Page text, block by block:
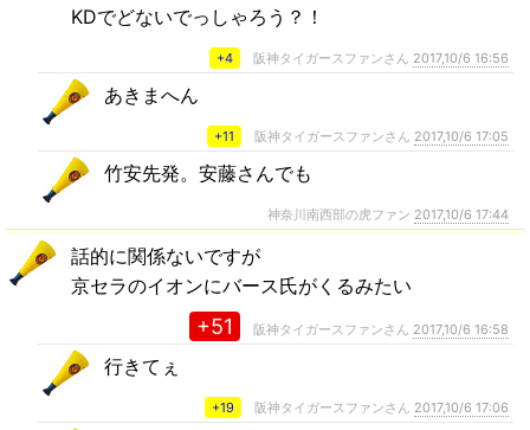
KDでどないでっしゃろう？！
+4 阪神タイガースファンさん 2017,10/6 16:56
あきまへん
+11 阪神タイガースファンさん 2017,10/6 17:05
竹安先発。安藤さんでも
神奈川南西部の虎ファン 2017,10/6 17:44
話的に関係ないですが
京セラのイオンにバース氏がくるみたい
+51 阪神タイガースファンさん 2017,10/6 16:58
行きてぇ
+19 阪神タイガースファンさん 2017,10/6 17:06